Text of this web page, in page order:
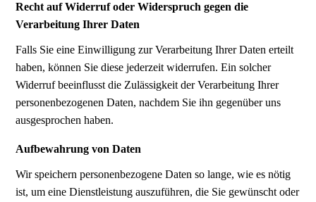
Recht auf Widerruf oder Widerspruch gegen die
Verarbeitung Ihrer Daten
Falls Sie eine Einwilligung zur Verarbeitung Ihrer Daten erteilt
haben, können Sie diese jederzeit widerrufen. Ein solcher
Widerruf beeinflusst die Zulässigkeit der Verarbeitung Ihrer
personenbezogenen Daten, nachdem Sie ihn gegenüber uns
ausgesprochen haben.
Aufbewahrung von Daten
Wir speichern personenbezogene Daten so lange, wie es nötig
ist, um eine Dienstleistung auszuführen, die Sie gewünscht oder